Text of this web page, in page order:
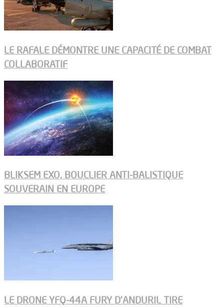
LE RAFALE DÉMONTRE UNE CAPACITÉ DE COMBAT
COLLABORATIF
BLIKSEM EXO, BOUCLIER ANTI-BALISTIQUE
SOUVERAIN EN EUROPE
LE DRONE YFQ-44A FURY D’ANDURIL TIRE